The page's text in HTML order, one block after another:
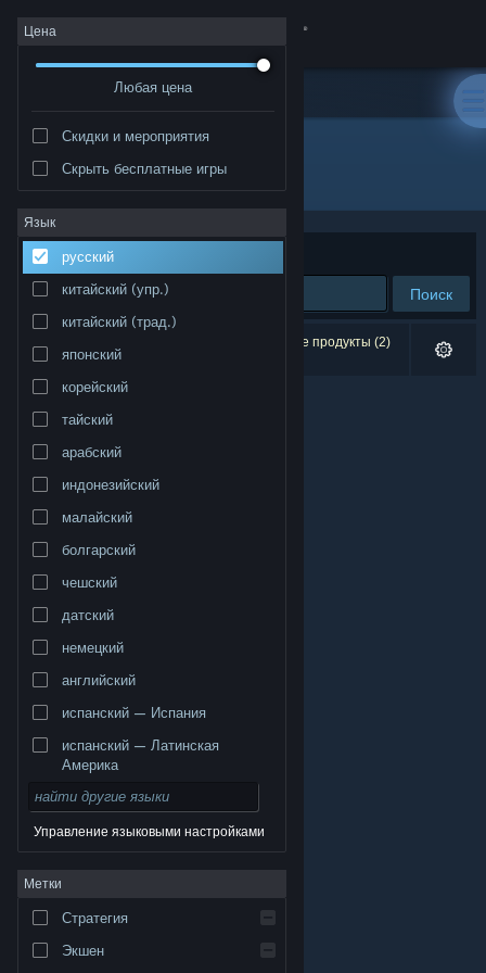
Войти
Сообщество
Информация
Поддержка
Изменить язык
Полная версия
© Valve Corporation. Все права сохранены. Все
торговые марки являются собственностью
Правовая информация
Соглашение подписчика Steam
Файлы cookie
Цена
Любая цена
Скидки и мероприятия
Скрыть бесплатные игры
Язык
русский
китайский (упр.)
китайский (трад.)
японский
корейский
тайский
арабский
индонезийский
малайский
болгарский
чешский
датский
немецкий
английский
испанский — Испания
испанский — Латинская
Америка
Управление языковыми настройками
Метки
Стратегия
Экшен
Разработчик: Michail Ostrowski
Сортировать по
Поиск
Результатов по вашему запросу: 0. Некоторые продукты (2)
скрыты согласно вашим настройкам.